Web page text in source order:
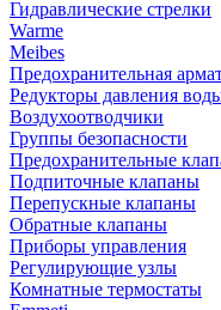
Гидравлические стрелки
Warme
Meibes
Предохранительная
Редукторы давления
Воздухоотводчики
Группы безопасности
Предохранительные
Подпиточные клапаны
Перепускные клапаны
Обратные клапаны
Приборы управления
Регулирующие узлы
Комнатные термостаты